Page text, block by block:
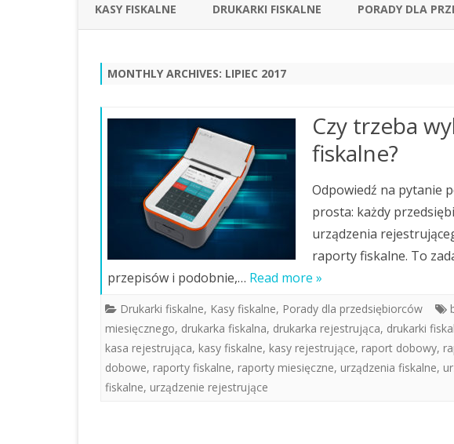
KASY FISKALNE DRUKARKI FISKALNE PORADY DLA
MONTHLY ARCHIVES: LIPIEC 2017
Czy trzeba
fiskalne?
Odpowiedź na pytanie
prosta: każdy
urządzenia
raporty fiskalne. To
przepisów i podobnie,… Read more »
Drukarki fiskalne, Kasy fiskalne, Porady dla przedsiębiorców
miesięcznego, drukarka fiskalna, drukarka rejestrująca, drukarki
kasa rejestrująca, kasy fiskalne, kasy rejestrujące, raport dobowy,
dobowe, raporty fiskalne, raporty miesięczne, urządzenia fiskalne,
fiskalne, urządzenie rejestrujące